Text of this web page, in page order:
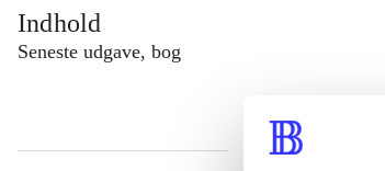
Indhold
Seneste udgave, bog